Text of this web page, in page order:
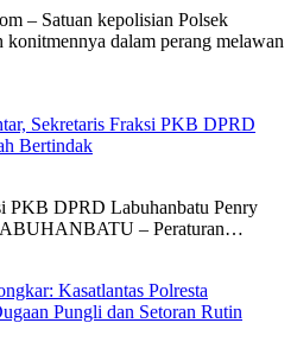
– Satuan kepolisian Polsek
dalam perang melawan
Sekretaris Fraksi PKB DPRD
Bertindak
PKB DPRD Labuhanbatu Penry
– Peraturan…
Kasatlantas Polresta
Pungli dan Setoran Rutin